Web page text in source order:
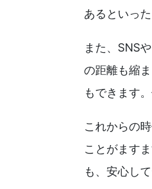
あるといっ
また、SNS
の距離も縮
もできます
これからの
ことがます
も、安心し